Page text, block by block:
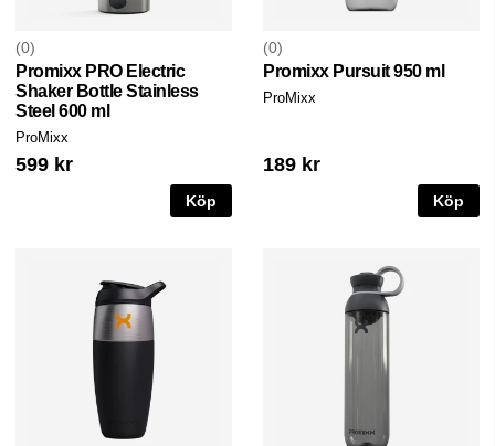
0
Promixx PRO Electric
Shaker Bottle Stainless
Steel 600 ml
ProMixx
599 kr
Köp
0
Promixx Pursuit 950 ml
ProMixx
189 kr
Köp